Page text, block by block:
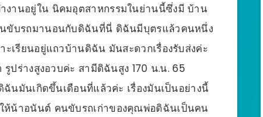
งานอยู่ใน นิคมอุตสาหกรรมในย่านนี้ซึ่งมี บ้าน
นขับรถมานอนกับดิฉันที่นี่ ดิฉันมีบุตรแล้วคนหนึ่ง
เรียนอยู่แถวบ้านดิฉัน มันสะดวกเรื่องรับส่งค่ะ
ร่างสูงอวบค่ะ สามีดิฉันสูง 170 น.น. 65
นมันเกิดขึ้นเดือนที่แล้วค่ะ เรื่องมันเป็นอย่างนี้
น้าอนันต์ คนขับรถเก่าของคุณพ่อดิฉันเป็นคน